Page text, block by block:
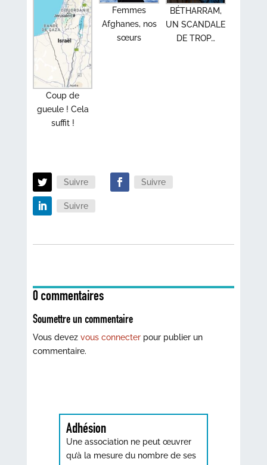
Coup de
gueule ! Cela
suffit !
Femmes
Afghanes, nos
sœurs
BÉTHARRAM,
UN SCANDALE
DE TROP…
Suivre Suivre
Suivre
0 commentaires
Soumettre un commentaire
Vous devez vous connecterpour publier un
commentaire.
Adhésion
Une association ne peut œuvrer
qu’à la mesure du nombre de ses